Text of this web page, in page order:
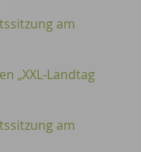
am
„XXL-Landtag
am